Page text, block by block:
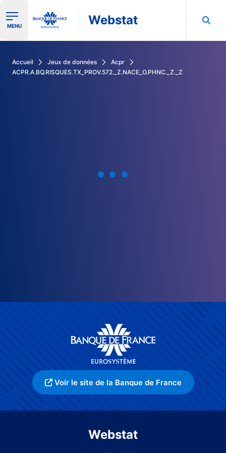
Ouvrir le menu de navigation
MENU Webstat
Accueil Jeux de données
Acpr
ACPR.A.BQ.RISQUES.TX_PROV.572._Z.NACE_O.PHNC._Z._Z
Voir le site de la Banque de France
Webstat